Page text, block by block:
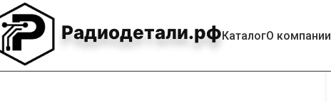
Радиодетали.рфКаталогО компании